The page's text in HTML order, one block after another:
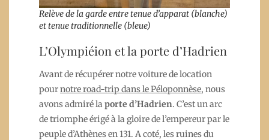
Relève de la garde entre tenue d’apparat (blanche)
et tenue traditionnelle (bleue)
L’Olympiéion et la porte d’Hadrien
Avant de récupérer notre voiture de location
pournotre road-trip dans le Péloponnèse, nous
avons admiré la porte d’Hadrien. C’est un arc
de triomphe érigé à la gloire de l’empereur par le
peuple d’Athènes en 131. A coté, les ruines du